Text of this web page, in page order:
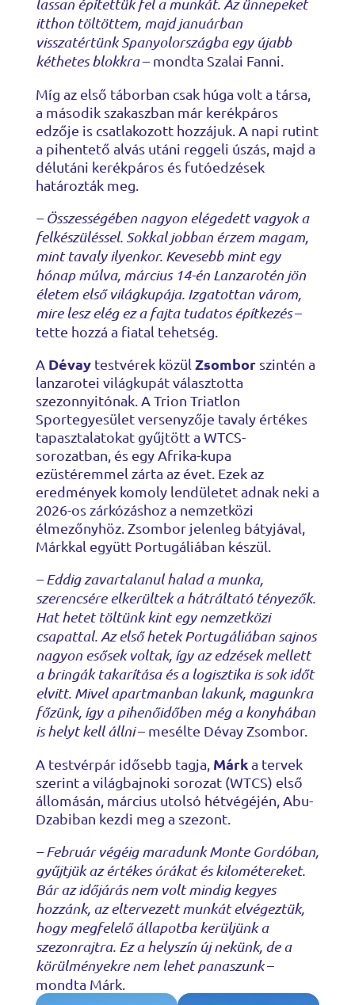
lassan építettük fel a munkát. Az ünnepeket
itthon töltöttem, majd januárban
visszatértünk Spanyolországba egy újabb
kéthetes blokkra– mondta Szalai Fanni.
Míg az első táborban csak húga volt a társa,
a második szakaszban már kerékpáros
edzője is csatlakozott hozzájuk. A napi rutint
a pihentető alvás utáni reggeli úszás, majd a
délutáni kerékpáros és futóedzések
határozták meg.
– Összességében nagyon elégedett vagyok a
felkészüléssel. Sokkal jobban érzem magam,
mint tavaly ilyenkor. Kevesebb mint egy
hónap múlva, március 14-én Lanzarotén jön
életem első világkupája. Izgatottan várom,
mire lesz elég ez a fajta tudatos építkezés–
tette hozzá a fiatal tehetség.
A Dévaytestvérek közül Zsomborszintén a
lanzarotei világkupát választotta
szezonnyitónak. A Trion Triatlon
Sportegyesület versenyzője tavaly értékes
tapasztalatokat gyűjtött a WTCS-
sorozatban, és egy Afrika-kupa
ezüstéremmel zárta az évet. Ezek az
eredmények komoly lendületet adnak neki a
2026-os zárkózáshoz a nemzetközi
élmezőnyhöz. Zsombor jelenleg bátyjával,
Márkkal együtt Portugáliában készül.
– Eddig zavartalanul halad a munka,
szerencsére elkerültek a hátráltató tényezők.
Hat hetet töltünk kint egy nemzetközi
csapattal. Az első hetek Portugáliában sajnos
nagyon esősek voltak, így az edzések mellett
a bringák takarítása és a logisztika is sok időt
elvitt. Mivel apartmanban lakunk, magunkra
főzünk, így a pihenőidőben még a konyhában
is helyt kell állni– mesélte Dévay Zsombor.
A testvérpár idősebb tagja, Márka tervek
szerint a világbajnoki sorozat (WTCS) első
állomásán, március utolsó hétvégéjén, Abu-
Dzabiban kezdi meg a szezont.
– Február végéig maradunk Monte Gordóban,
gyűjtjük az értékes órákat és kilométereket.
Bár az időjárás nem volt mindig kegyes
hozzánk, az eltervezett munkát elvégeztük,
hogy megfelelő állapotba kerüljünk a
szezonrajtra. Ez a helyszín új nekünk, de a
körülményekre nem lehet panaszunk–
mondta Márk.